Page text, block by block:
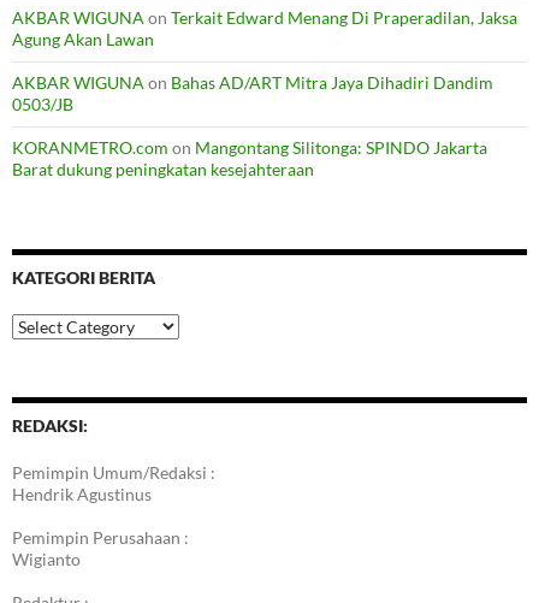
AKBAR WIGUNA on Terkait Edward Menang Di Praperadilan, Jaksa
Agung Akan Lawan
AKBAR WIGUNA on Bahas AD/ART Mitra Jaya Dihadiri Dandim
0503/JB
KORANMETRO.com on Mangontang Silitonga: SPINDO Jakarta
Barat dukung peningkatan kesejahteraan
KATEGORI BERITA
Kategori
Berita
REDAKSI:
Pemimpin Umum/Redaksi :
Hendrik Agustinus
Pemimpin Perusahaan :
Wigianto